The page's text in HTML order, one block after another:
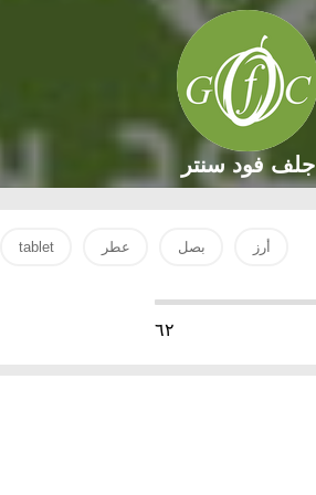
جلف فود سنتر
أرز بصل عطر tablet
٦٢